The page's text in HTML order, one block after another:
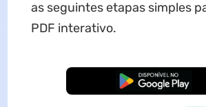
as seguintes etapas simples
PDF interativo.
Baixar Grátis